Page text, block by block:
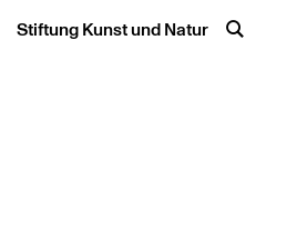
Stiftung Kunst und Natur